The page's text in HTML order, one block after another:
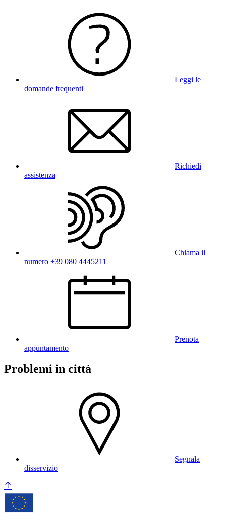
Leggi le
domande frequenti
Richiedi
assistenza
Chiama il
numero +39 080 4445211
Prenota
appuntamento
Problemi in città
Segnala
disservizio